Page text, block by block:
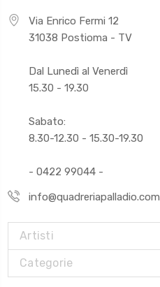
Via Enrico Fermi 12
31038 Postioma - TV
Dal Lunedì al Venerdì
15.30 - 19.30
Sabato:
8.30-12.30 - 15.30-19.30
- 0422 99044 -
info@quadreriapalladio.com
Artisti
Categorie